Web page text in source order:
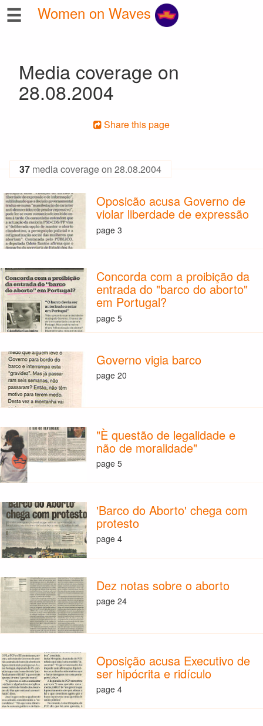
☰
Media coverage on
28.08.2004
Share this page
37 media coverage on 28.08.2004
Oposicão acusa Governo de
violar liberdade de expressão
page 3
Concorda com a proibição da
entrada do "barco do aborto"
em Portugal?
page 5
Governo vigia barco
page 20
"È questão de legalidade e
não de moralidade"
page 5
'Barco do Aborto' chega com
protesto
page 4
Dez notas sobre o aborto
page 24
Oposição acusa Executivo de
ser hipócrita e ridículo
page 4